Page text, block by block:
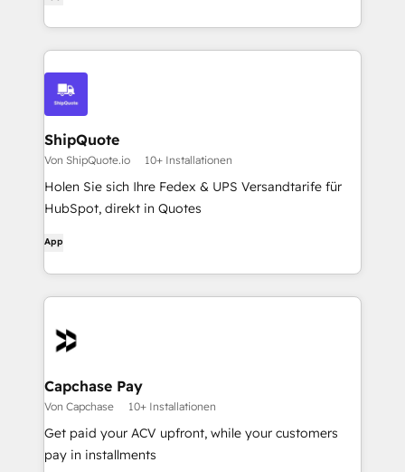
ShipQuote
Von ShipQuote.io 10+ Installationen
Holen Sie sich Ihre Fedex & UPS Versandtarife für
HubSpot, direkt in Quotes
App
Capchase Pay
Von Capchase 10+ Installationen
Get paid your ACV upfront, while your customers
pay in installments